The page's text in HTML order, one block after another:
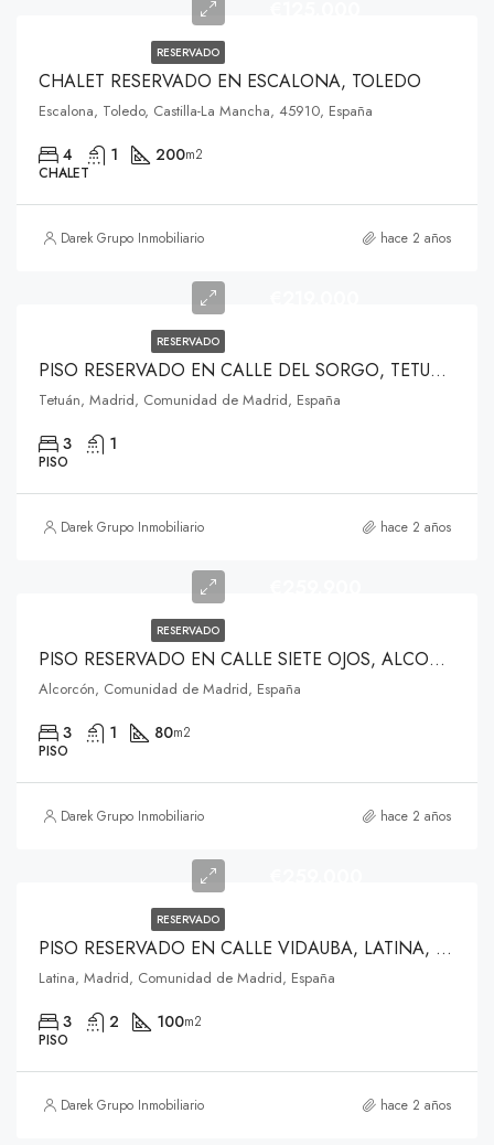
RESERVADO
CHALET RESERVADO EN ESCALONA, TOLEDO
Escalona, Toledo, Castilla-La Mancha, 45910, España
4 1 200m2
CHALET
Darek Grupo Inmobiliario hace 2 años
RESERVADO
PISO RESERVADO EN CALLE DEL SORGO, TETUÁN, MADRID
Tetuán, Madrid, Comunidad de Madrid, España
3 1
PISO
Darek Grupo Inmobiliario hace 2 años
RESERVADO
PISO RESERVADO EN CALLE SIETE OJOS, ALCORCÓN
Alcorcón, Comunidad de Madrid, España
3 1 80m2
PISO
Darek Grupo Inmobiliario hace 2 años
RESERVADO
PISO RESERVADO EN CALLE VIDAUBA, LATINA, MADRID
Latina, Madrid, Comunidad de Madrid, España
3 2 100m2
PISO
Darek Grupo Inmobiliario hace 2 años